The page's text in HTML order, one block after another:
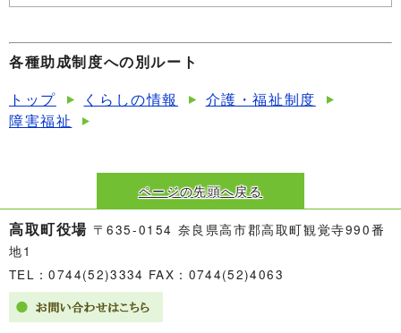
各種助成制度への別ルート
トップ
くらしの情報
介護・福祉制度
障害福祉
ページの先頭へ戻る
高取町役場 〒635-0154 奈良県高市郡高取町観覚寺990番
地1
TEL：0744(52)3334 FAX：0744(52)4063